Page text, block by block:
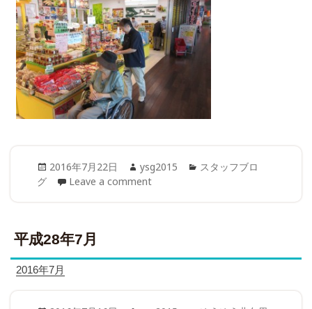
Posted
on
2016年7月22日 Author
ysg2015 Categories
スタッフブロ
グ
Leave a comment
平成28年7月
2016年7月